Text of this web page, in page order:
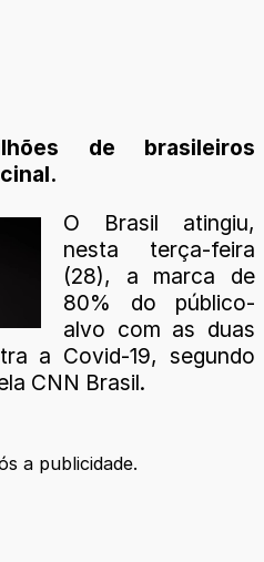
de brasileiros
O Brasil atingiu,
nesta terça-feira
(28), a marca de
80% do público-
alvo com as duas
a Covid-19, segundo
CNN Brasil.
a publicidade.